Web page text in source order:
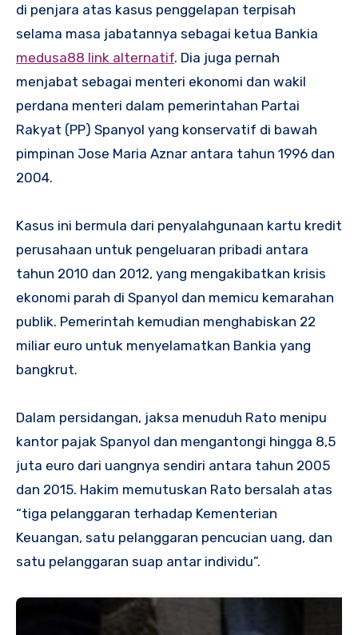
di penjara atas kasus penggelapan terpisah
selama masa jabatannya sebagai ketua Bankia
medusa88 link alternatif. Dia juga pernah
menjabat sebagai menteri ekonomi dan wakil
perdana menteri dalam pemerintahan Partai
Rakyat (PP) Spanyol yang konservatif di bawah
pimpinan Jose Maria Aznar antara tahun 1996 dan
2004.
Kasus ini bermula dari penyalahgunaan kartu kredit
perusahaan untuk pengeluaran pribadi antara
tahun 2010 dan 2012, yang mengakibatkan krisis
ekonomi parah di Spanyol dan memicu kemarahan
publik. Pemerintah kemudian menghabiskan 22
miliar euro untuk menyelamatkan Bankia yang
bangkrut.
Dalam persidangan, jaksa menuduh Rato menipu
kantor pajak Spanyol dan mengantongi hingga 8,5
juta euro dari uangnya sendiri antara tahun 2005
dan 2015. Hakim memutuskan Rato bersalah atas
“tiga pelanggaran terhadap Kementerian
Keuangan, satu pelanggaran pencucian uang, dan
satu pelanggaran suap antar individu”.